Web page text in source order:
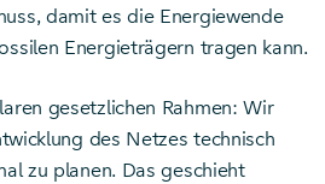
damit es die Energiewende
Energieträgern tragen kann.
gesetzlichen Rahmen: Wir
des Netzes technisch
zu planen. Das geschieht